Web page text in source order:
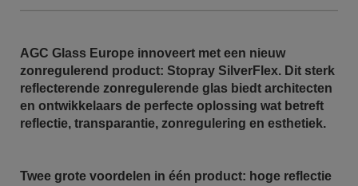
AGC Glass Europe innoveert met een nieuw
zonregulerend product: Stopray SilverFlex. Dit sterk
reflecterende zonregulerende glas biedt architecten
en ontwikkelaars de perfecte oplossing wat betreft
reflectie, transparantie, zonregulering en esthetiek.
Twee grote voordelen in één product: hoge reflectie